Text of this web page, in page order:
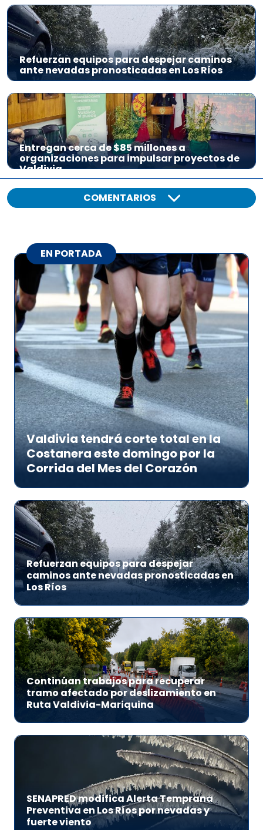
Refuerzan equipos para despejar caminos
ante nevadas pronosticadas en Los Ríos
Entregan cerca de $85 millones a
organizaciones para impulsar proyectos de
Valdivia
COMENTARIOS
EN PORTADA
Valdivia tendrá corte total en la
Costanera este domingo por la
Corrida del Mes del Corazón
Refuerzan equipos para despejar
caminos ante nevadas pronosticadas en
Los Ríos
Continúan trabajos para recuperar
tramo afectado por deslizamiento en
Ruta Valdivia-Mariquina
SENAPRED modifica Alerta Temprana
Preventiva en Los Ríos por nevadas y
fuerte viento